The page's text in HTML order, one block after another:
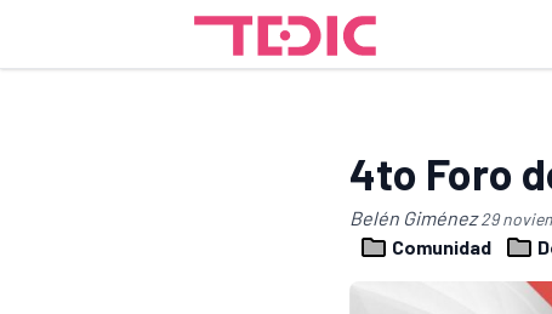
4to Foro
Belén Giménez29
Comunidad